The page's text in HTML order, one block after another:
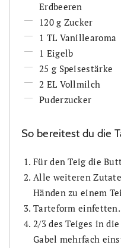
Erdbeeren
120 g Zucker
1 TL Vanillearoma
1 Eigelb
25 g Speisestärke
2 EL Vollmilch
Puderzucker
So bereitest du die
Für den Teig die
Alle weiteren
Händen zu einem
Tarteform einfetten.
2/3 des Teiges in
Gabel mehrfach